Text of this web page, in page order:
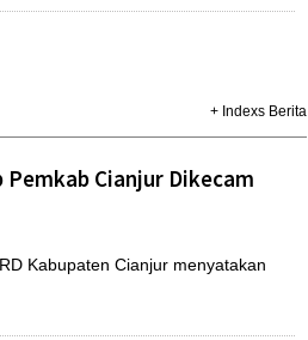
+ Indexs Berita
Cianjur Dikecam
Kabupaten Cianjur menyatakan